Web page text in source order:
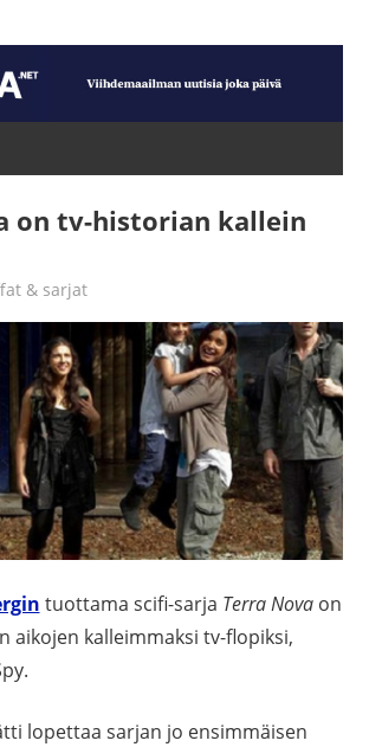
on tv-historian kallein
Hirn
& sarjat
tuottama scifi-sarja Terra Novaon
aikojen kalleimmaksi tv-flopiksi,
lopettaa sarjan jo ensimmäisen